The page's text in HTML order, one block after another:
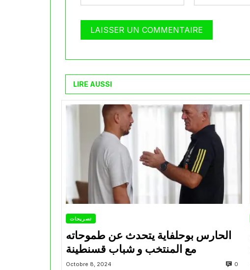
LIRE AUSSI
تصريحات
الحارس بوحلفاية يتحدث عن طموحاته
مع المنتخب و شباب قسنطينة
Octobre 8, 2024 0